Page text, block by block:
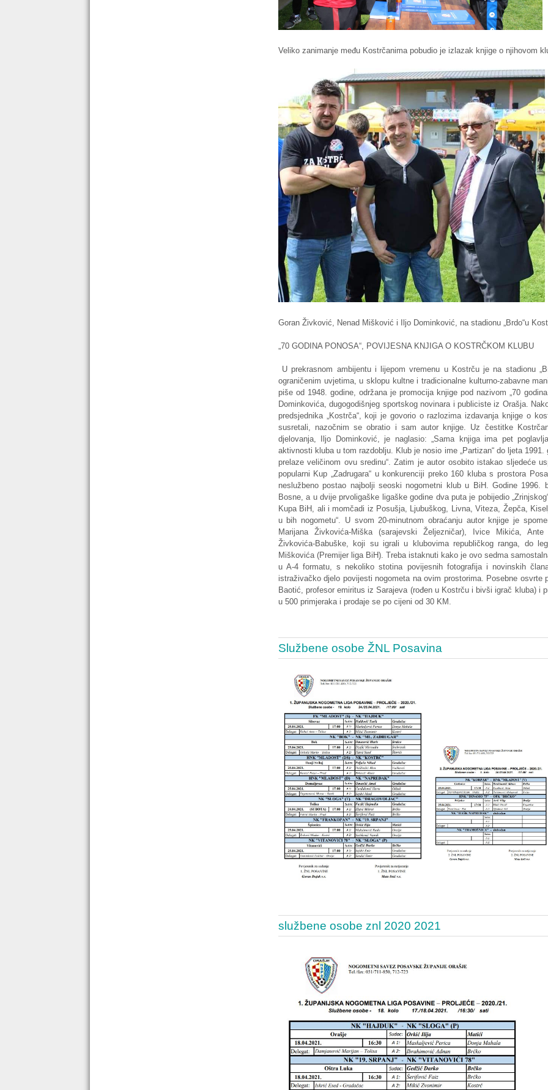
Veliko zanimanje među Kostrčanima pobudio je izlazak knjige o njihovom
Goran Živković, Nenad Mišković i Iljo Dominković, na stadionu „Brdo“u
„70 GODINA PONOSA“, POVIJESNA KNJIGA O KOSTRČKOM KLUBU
U prekrasnom ambijentu i lijepom vremenu u Kostrču je na stadionu
ograničenim uvjetima, u sklopu kultne i tradicionalne kulturno-zabavne
piše od 1948. godine, održana je promocija knjige pod nazivom „70
Dominkovića, dugogodišnjeg sportskog novinara i publiciste iz Orašja.
predsjednika „Kostrča“, koji je govorio o razlozima izdavanja knjige o
susretali, nazočnim se obratio i sam autor knjige. Uz čestitke
djelovanja, Iljo Dominković, je naglasio: „Sama knjiga ima pet
aktivnosti kluba u tom razdoblju. Klub je nosio ime „Partizan“ do ljeta
prelaze veličinom ovu sredinu“. Zatim je autor osobito istakao sljedeće
popularni Kup „Zadrugara“ u konkurenciji preko 160 kluba s prostora
neslužbeno postao najbolji seoski nogometni klub u BiH. Godine 1996.
Bosne, a u dvije prvoligaške ligaške godine dva puta je pobijedio
Kupa BiH, ali i momčadi iz Posušja, Ljubuškog, Livna, Viteza, Žepča,
u bih nogometu“. U svom 20-minutnom obraćanju autor knjige je
Marijana Živkovića-Miška (sarajevski Željezničar), Ivice Mikića,
Živkovića-Babuške, koji su igrali u klubovima republičkog ranga, do
Miškovića (Premijer liga BiH). Treba istaknuti kako je ovo sedma
u A-4 formatu, s nekoliko stotina povijesnih fotografija i novinskih
istraživačko djelo povijesti nogometa na ovim prostorima. Posebne
Baotić, profesor emiritus iz Sarajeva (rođen u Kostrču i bivši igrač kluba) i
u 500 primjeraka i prodaje se po cijeni od 30 KM.
Službene osobe ŽNL Posavina
službene osobe znl 2020 2021